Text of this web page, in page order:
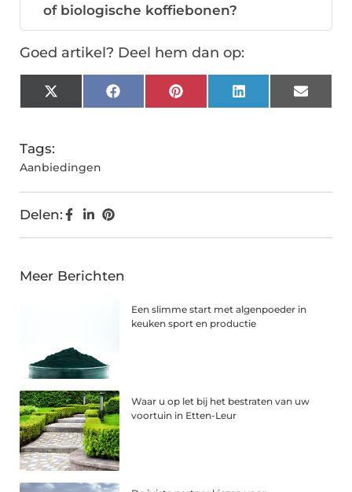
of biologische koffiebonen?
Goed artikel? Deel hem dan op:
X
(Twitter)
FacebookPinterestLinkedInEmail
Tags:
Aanbiedingen
Delen:
Meer Berichten
Een slimme start met algenpoeder in
keuken sport en productie
Waar u op let bij het bestraten van uw
voortuin in Etten-Leur